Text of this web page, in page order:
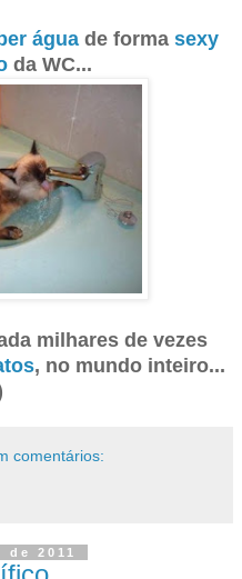
água de forma sexy
da WC...
milhares de vezes
, no mundo inteiro...
comentários:
2011